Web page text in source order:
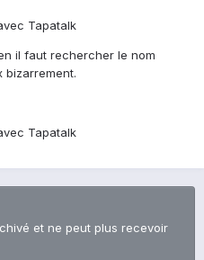
Tapatalk
il faut rechercher le nom
bizarrement.
Tapatalk
et ne peut plus recevoir